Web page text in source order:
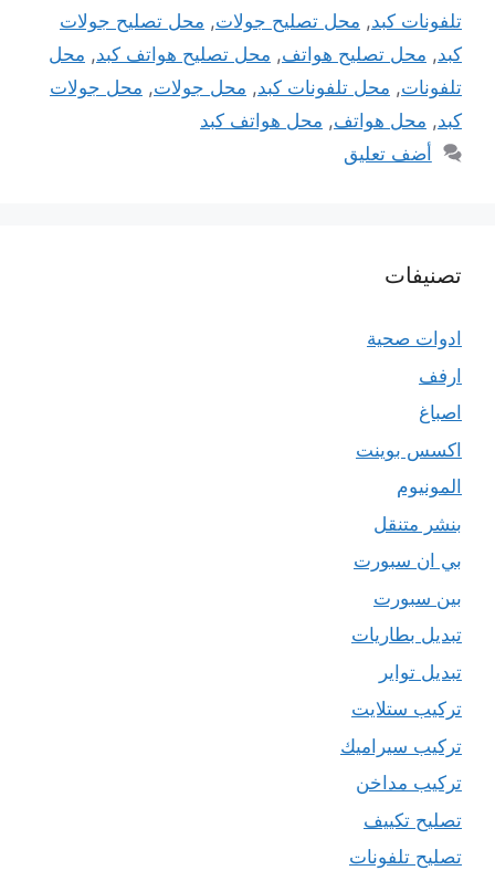
تلفونات كبد, محل تصليح جولات, محل تصليح جولات
كبد, محل تصليح هواتف, محل تصليح هواتف كبد, محل
تلفونات, محل تلفونات كبد, محل جولات, محل جولات
كبد, محل هواتف, محل هواتف كبد
أضف تعليق
تصنيفات
ادوات صحية
ارفف
اصباغ
اكسس بوينت
المونيوم
بنشر متنقل
بي ان سبورت
بين سبورت
تبديل بطاريات
تبديل تواير
تركيب ستلايت
تركيب سيراميك
تركيب مداخن
تصليح تكييف
تصليح تلفونات